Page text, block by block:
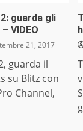
guarda gli
VIDEO
21, 2017
guarda il
su Blitz con
Channel,